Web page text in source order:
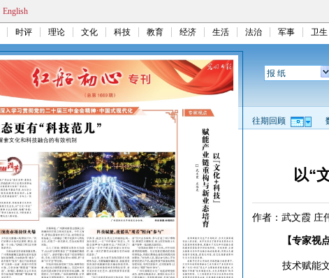
English
时评 理论 文化 科技 教育 经济 生活 法治 军事 卫生
报 纸
往期回顾
以“
作者：武文霞 庄
【专家视点
技术赋能文